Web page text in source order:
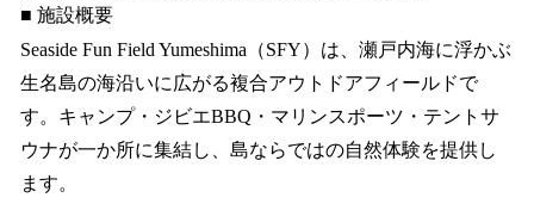
■ 施設概要
Seaside Fun Field Yumeshima（SFY）は、瀬戸内海に浮かぶ
生名島の海沿いに広がる複合アウトドアフィールドで
す。キャンプ・ジビエBBQ・マリンスポーツ・テントサ
ウナが一か所に集結し、島ならではの自然体験を提供し
ます。